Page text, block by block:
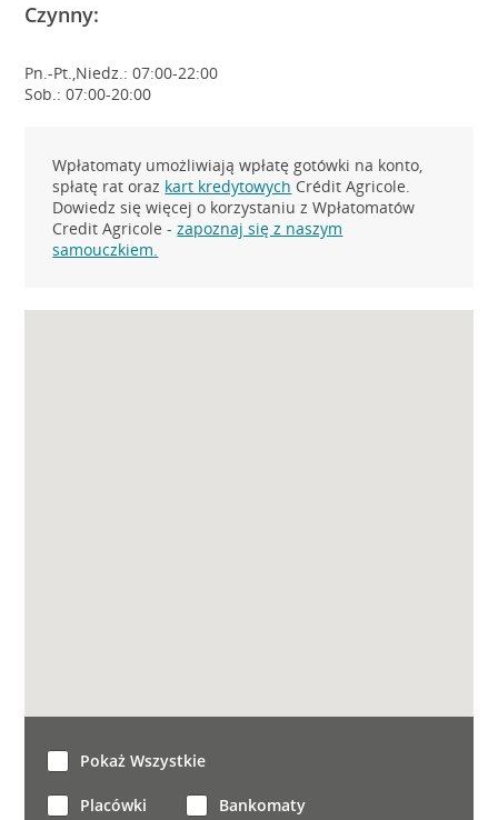
Czynny:
Pn.-Pt.,Niedz.: 07:00-22:00
Sob.: 07:00-20:00
Wpłatomaty umożliwiają wpłatę gotówki na konto,
spłatę rat oraz kart kredytowych Crédit Agricole.
Dowiedz się więcej o korzystaniu z Wpłatomatów
Credit Agricole -zapoznaj się z naszym
samouczkiem.
Pokaż Wszystkie
Placówki Bankomaty